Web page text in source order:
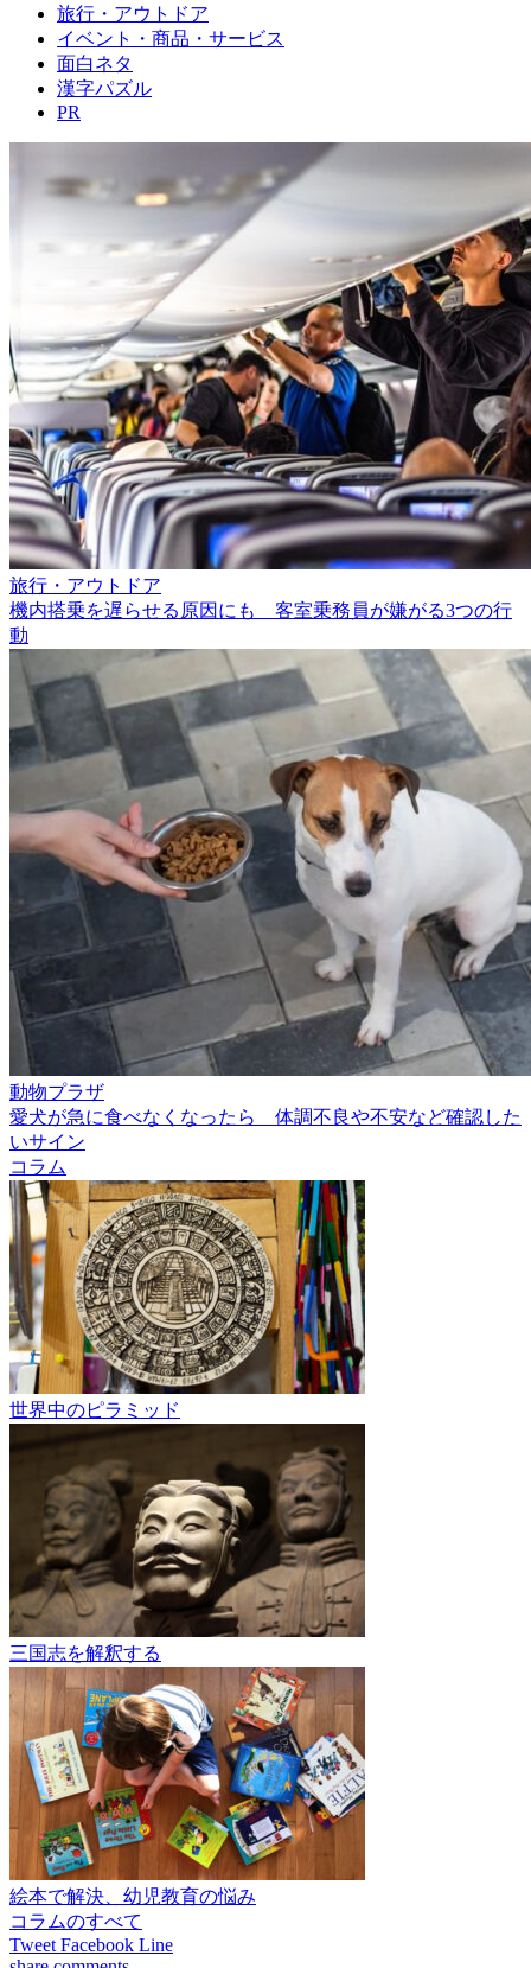
旅行・アウトドア
イベント・商品・サービス
面白ネタ
漢字パズル
PR
旅行・アウトドア
機内搭乗を遅らせる原因にも 客室乗務員が嫌がる3つの行
動
動物プラザ
愛犬が急に食べなくなったら 体調不良や不安など確認した
いサイン
コラム
世界中のピラミッド
三国志を解釈する
絵本で解決、幼児教育の悩み
コラムのすべて
Tweet Facebook Line